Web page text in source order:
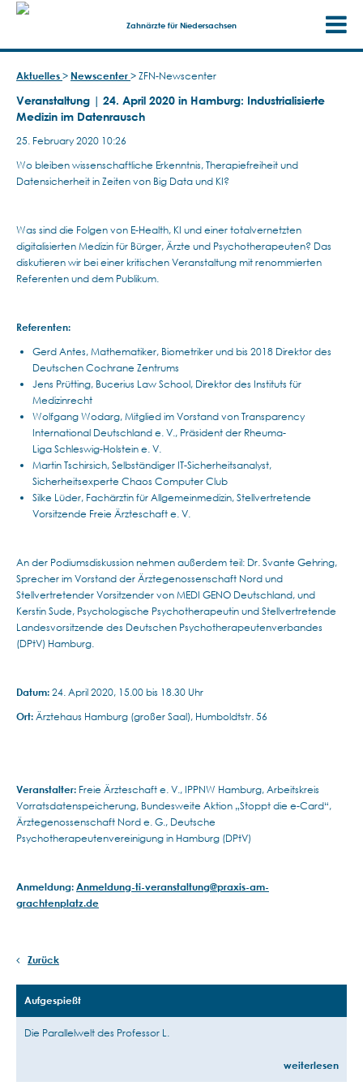
Zahnärzte für Niedersachsen
Aktuelles > Newscenter > ZFN-Newscenter
Veranstaltung | 24. April 2020 in Hamburg: Industrialisierte
Medizin im Datenrausch
25. February 2020 10:26
Wo bleiben wissenschaftliche Erkenntnis, Therapiefreiheit und
Datensicherheit in Zeiten von Big Data und KI?
Was sind die Folgen von E-Health, KI und einer totalvernetzten
digitalisierten Medizin für Bürger, Ärzte und Psychotherapeuten? Das
diskutieren wir bei einer kritischen Veranstaltung mit renommierten
Referenten und dem Publikum.
Referenten:
Gerd Antes, Mathematiker, Biometriker und bis 2018 Direktor des
Deutschen Cochrane Zentrums
Jens Prütting, Bucerius Law School, Direktor des Instituts für
Medizinrecht
Wolfgang Wodarg, Mitglied im Vorstand von Transparency
International Deutschland e. V., Präsident der Rheuma-
Liga Schleswig-Holstein e. V.
Martin Tschirsich, Selbständiger IT-Sicherheitsanalyst,
Sicherheitsexperte Chaos Computer Club
Silke Lüder, Fachärztin für Allgemeinmedizin, Stellvertretende
Vorsitzende Freie Ärzteschaft e. V.
An der Podiumsdiskussion nehmen außerdem teil: Dr. Svante Gehring,
Sprecher im Vorstand der Ärztegenossenschaft Nord und
Stellvertretender Vorsitzender von MEDI GENO Deutschland, und
Kerstin Sude, Psychologische Psychotherapeutin und Stellvertretende
Landesvorsitzende des Deutschen Psychotherapeutenverbandes
(DPtV) Hamburg.
Datum: 24. April 2020, 15.00 bis 18.30 Uhr
Ort: Ärztehaus Hamburg (großer Saal), Humboldtstr. 56
Veranstalter: Freie Ärzteschaft e. V., IPPNW Hamburg, Arbeitskreis
Vorratsdatenspeicherung, Bundesweite Aktion „Stoppt die e-Card“,
Ärztegenossenschaft Nord e. G., Deutsche
Psychotherapeutenvereinigung in Hamburg (DPtV)
Anmeldung: Anmeldung-ti-veranstaltung@praxis-am-
grachtenplatz.de
Zurück
Aufgespießt
Die Parallelwelt des Professor L.
weiterlesen